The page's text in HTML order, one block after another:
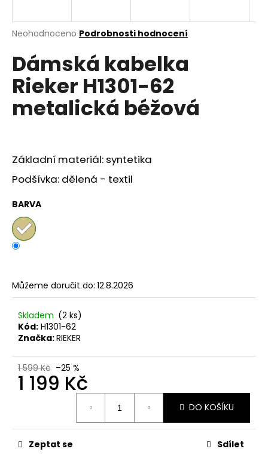
Průměrné
produktu
je
0,0
5
hvězdiček.
Neohodnoceno Podrobnosti hodnocení
Dámská kabelka
Rieker H1301-62
metalická béžová
Základní materiál: syntetika
Podšívka: dělená - textil
BARVA
Můžeme doručit do: 12.8.2026
Skladem (2 ks)
Kód: H1301-62
Značka:RIEKER
1 599 Kč –25 %
1 199 Kč
DO KOŠÍKU
Zeptat se Sdílet
j
t
?
o
p
o
r
u
j
e
m
e
PÁNSKÉ
SANDÁLY
KEEN
099